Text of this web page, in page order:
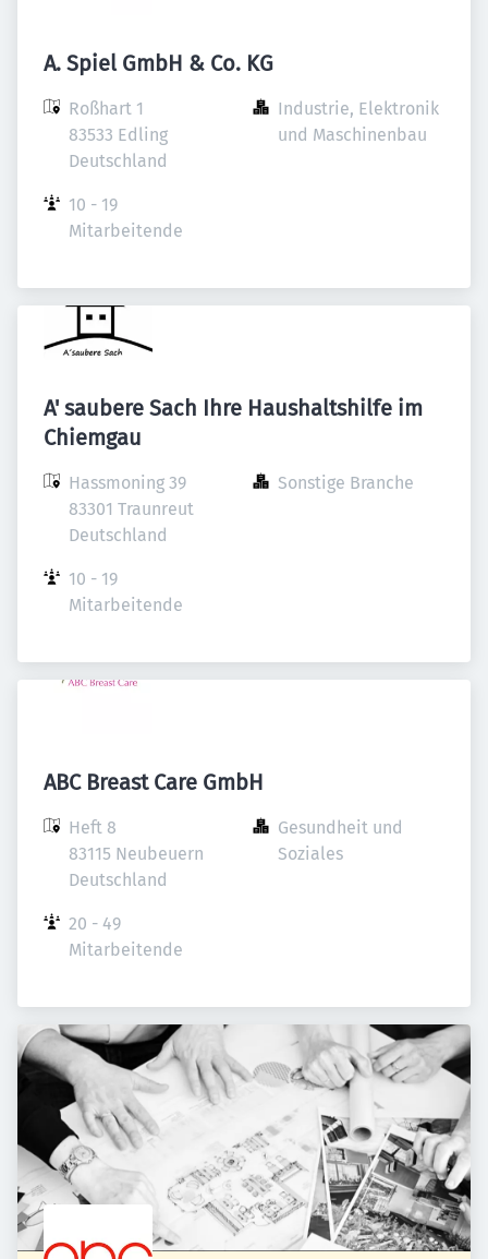
A. Spiel GmbH & Co. KG
Roßhart 1
83533 Edling
Deutschland
Industrie, Elektronik
und Maschinenbau
10 - 19
Mitarbeitende
A' saubere Sach Ihre Haushaltshilfe im
Chiemgau
Hassmoning 39
83301 Traunreut
Deutschland
Sonstige Branche
10 - 19
Mitarbeitende
ABC Breast Care GmbH
Heft 8
83115 Neubeuern
Deutschland
Gesundheit und
Soziales
20 - 49
Mitarbeitende